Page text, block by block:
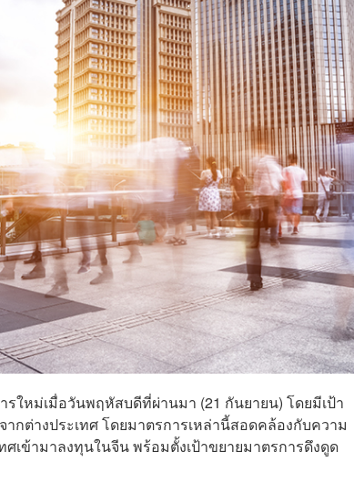
รใหม่เมื่อวันพฤหัสบดีที่ผ่านมา (21 กันยายน) โดยมีเป้า
กต่างประเทศ โดยมาตรการเหล่านี้สอดคล้องกับความ
เข้ามาลงทุนในจีน พร้อมตั้งเป้าขยายมาตรการดึงดูด